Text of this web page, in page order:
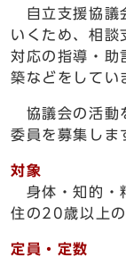
自立支援協議
いくため、相談
対応の指導・助
築などをしてい
協議会の活動
委員を募集しま
対象
身体・知的・
住の20歳以上
定員・定数